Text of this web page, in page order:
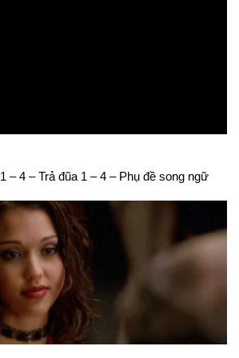
lưu của cô gái Moana trên biển
lưu của Simba⁵.5. Finding Nemo
phim về cuộc hành trình của chú
lớp 8, bạn có thể thực hiện các
kiến thức cơ bản:- Xem lại các
sách giáo trình và bài giảng để
từ đầu năm học.- Tập trung vào
năng viết. 2. Làm bài tập
– 4 – Trả đũa 1 – 4 – Phụ đề song ngữ